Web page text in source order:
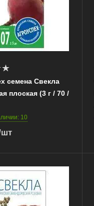
семена Свекла
плоская (3 г / 70 /
10